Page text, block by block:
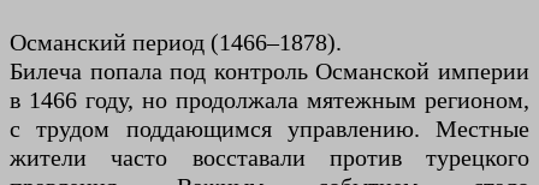
Османский период (1466–1878).
Билеча попала под контроль Османской империи
в 1466 году, но продолжала мятежным регионом,
с трудом поддающимся управлению. Местные
жители часто восставали против турецкого